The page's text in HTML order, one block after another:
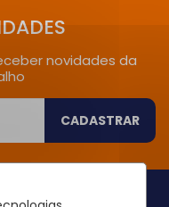
novidades da
CADASTRAR